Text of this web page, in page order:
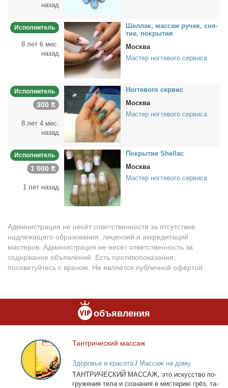
назад
Исполнитель
8 лет 6 мес.
назад
Шел­лак, мас­саж ру­чек, сня­
тие, по­кры­тия
Москва
Мастер ногтевого сервиса
Исполнитель
300 ₶
8 лет 4 мес.
назад
Ног­те­во­го сер­вис
Москва
Мастер ногтевого сервиса
Исполнитель
1 000 ₶
1 лет назад
По­кры­тие Shellac
Москва
Мастер ногтевого сервиса
Администрация не несёт ответственности за отсутствие
надлежащего образования, лицензий и аккредитаций
мастеров. Администрация не несёт ответственность за
содержание объявлений. Есть противопоказания,
посоветуйтесь с врачом. Не является публичной офертой.
объявления
Тантрический
массаж
Тан­три­че­ский мас­саж
Здоровье и красота/ Массаж на дому
ТАНТРИЧЕСКИЙ МАССАЖ, это ис­кус­ство по­
гру­же­ния те­ла и со­зна­ния в ми­сте­рию грёз, та­